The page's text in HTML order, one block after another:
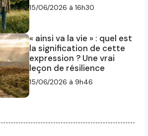
15/06/2026 à 16h30
« ainsi va la vie » : quel est
la signification de cette
expression ? Une vrai
leçon de résilience
15/06/2026 à 9h46